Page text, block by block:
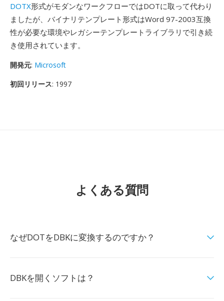
DOTX形式がモダンなワークフローではDOTに取って代わり
ましたが、バイナリテンプレート形式はWord 97-2003互換
性が必要な環境やレガシーテンプレートライブラリで引き続
き使用されています。
開発元: Microsoft
初回リリース: 1997
よくある質問
なぜDOTをDBKに変換するのですか？
DBKを開くソフトは？